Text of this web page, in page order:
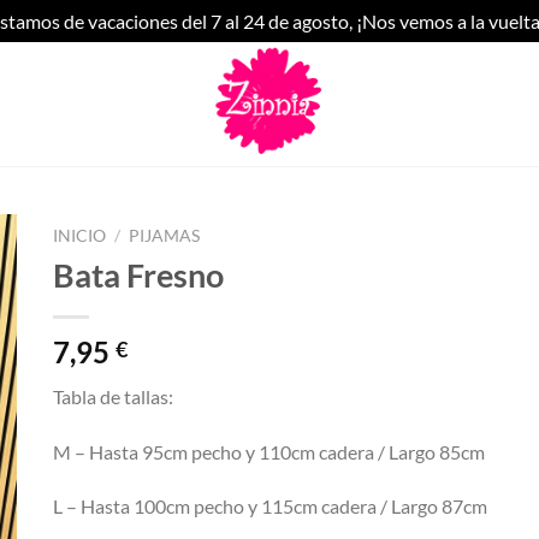
de vacaciones del 7 al 24 de agosto, ¡Nos vemos a la
INICIO / PIJAMAS
Bata Fresno
7,95 €
Tabla de tallas:
M – Hasta 95cm pecho y 110cm cadera / Largo 85cm
L – Hasta 100cm pecho y 115cm cadera / Largo 87cm